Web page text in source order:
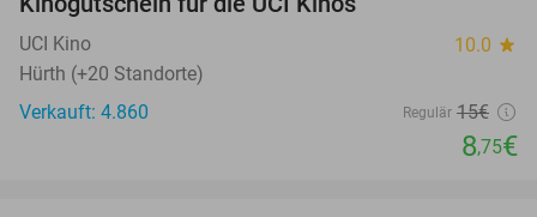
UCI Kino 10.0 star
Hürth (+20 Standorte)
Verkauft: 4.860
Regulär 15€
8,75€